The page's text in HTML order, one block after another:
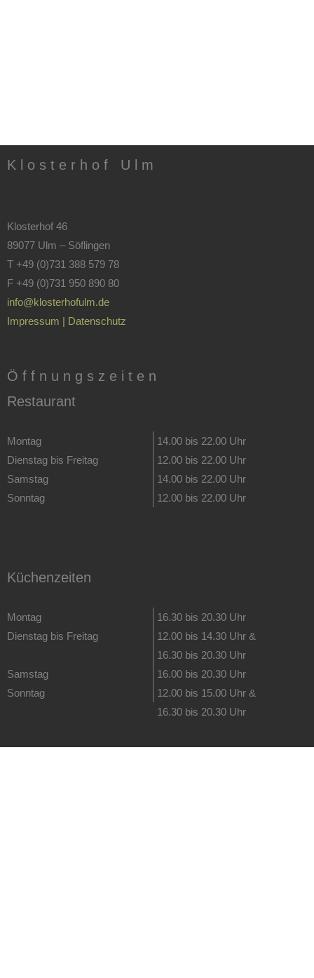
K l o s t e r h o f U l m
Klosterhof 46
89077 Ulm – Söflingen
T +49 (0)731 388 579 78
F +49 (0)731 950 890 80
info@klosterhofulm.de
Impressum | Datenschutz
Ö f f n u n g s z e i t e n
Restaurant
Montag
Dienstag bis Freitag
Samstag
Sonntag
14.00 bis 22.00 Uhr
12.00 bis 22.00 Uhr
14.00 bis 22.00 Uhr
12.00 bis 22.00 Uhr
Küchenzeiten
Montag
Dienstag bis Freitag
Samstag
Sonntag
16.30 bis 20.30 Uhr
12.00 bis 14.30 Uhr &
16.30 bis 20.30 Uhr
16.00 bis 20.30 Uhr
12.00 bis 15.00 Uhr &
16.30 bis 20.30 Uhr